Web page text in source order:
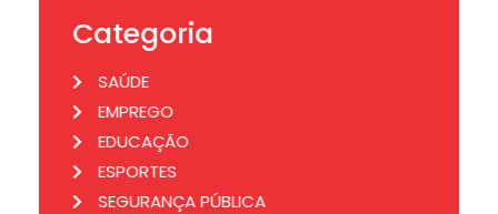
Categoria
SAÚDE
EMPREGO
EDUCAÇÃO
ESPORTES
SEGURANÇA PÚBLICA